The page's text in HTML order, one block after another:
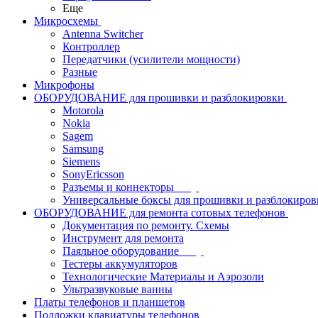
Еще
Микросхемы
Antenna Switcher
Контроллер
Передатчики (усилители мощности)
Разные
Микрофоны
ОБОРУДОВАНИЕ для прошивки и разблокировки
Motorola
Nokia
Sagem
Samsung
Siemens
SonyEricsson
Разъемы и коннекторы
Универсальные боксы для прошивки и
ОБОРУДОВАНИЕ для ремонта сотовых телефонов
Документация по ремонту. Схемы
Инструмент для ремонта
Паяльное оборудование
Тестеры аккумуляторов
Технологические Материалы и Аэрозоли
Ультразвуковые ванны
Платы телефонов и планшетов
Подложки клавиатуры телефонов